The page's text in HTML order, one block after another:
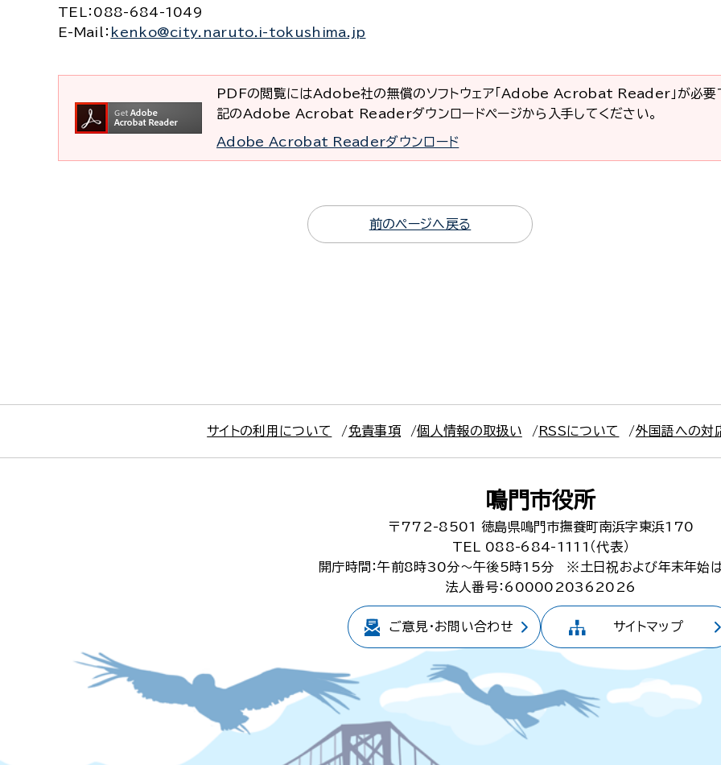
TEL
：088-684-1049
E-Mail
： kenko@city.naruto.i-tokushima.jp
PDFの閲覧にはAdobe社の無償のソフトウェア「Adobe Acrobat Reader」が必要
記のAdobe Acrobat Readerダウンロードページから入手してください。
Adobe Acrobat Readerダウンロード
前のページへ戻る
サイトの利用について 免責事項 個人情報の取扱い RSSについて 外国語への対
鳴門市役所
〒772-8501
徳島県鳴門市撫養町南浜字東浜170
TEL 088-684-1111（代表）
開庁時間：午前8時30分～午後5時15分
※土日祝および年末年始
法人番号：6000020362026
ご意見・お問い合わせ サイトマップ